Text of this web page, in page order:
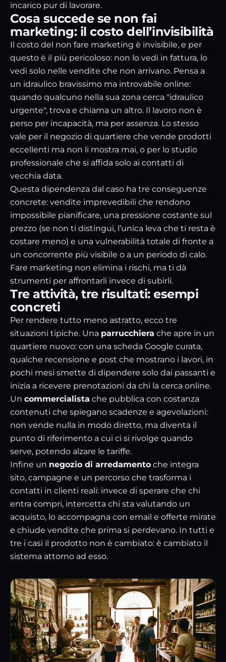
incarico pur di lavorare.
Cosa succede se non fai
marketing: il costo dell’invisibilità
Il costo del non fare marketing è invisibile, e per
questo è il più pericoloso: non lo vedi in fattura, lo
vedi solo nelle vendite che non arrivano. Pensa a
un idraulico bravissimo ma introvabile online:
quando qualcuno nella sua zona cerca "idraulico
urgente", trova e chiama un altro. Il lavoro non è
perso per incapacità, ma per assenza. Lo stesso
vale per il negozio di quartiere che vende prodotti
eccellenti ma non li mostra mai, o per lo studio
professionale che si affida solo ai contatti di
vecchia data.
Questa dipendenza dal caso ha tre conseguenze
concrete: vendite imprevedibili che rendono
impossibile pianificare, una pressione costante sul
prezzo (se non ti distingui, l’unica leva che ti resta è
costare meno) e una vulnerabilità totale di fronte a
un concorrente più visibile o a un periodo di calo.
Fare marketing non elimina i rischi, ma ti dà
strumenti per affrontarli invece di subirli.
Tre attività, tre risultati: esempi
concreti
Per rendere tutto meno astratto, ecco tre
situazioni tipiche. Una parrucchiera che apre in un
quartiere nuovo: con una scheda Google curata,
qualche recensione e post che mostrano i lavori, in
pochi mesi smette di dipendere solo dai passanti e
inizia a ricevere prenotazioni da chi la cerca online.
Un commercialista che pubblica con costanza
contenuti che spiegano scadenze e agevolazioni:
non vende nulla in modo diretto, ma diventa il
punto di riferimento a cui ci si rivolge quando
serve, potendo alzare le tariffe.
Infine un negozio di arredamento che integra
sito, campagne e un percorso che trasforma i
contatti in clienti reali: invece di sperare che chi
entra compri, intercetta chi sta valutando un
acquisto, lo accompagna con email e offerte mirate
e chiude vendite che prima si perdevano. In tutti e
tre i casi il prodotto non è cambiato: è cambiato il
sistema attorno ad esso.